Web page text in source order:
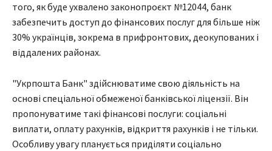
того, як буде ухвалено законопроєкт №12044, банк
забезпечить доступ до фінансових послуг для більше ніж
30% українців, зокрема в прифронтових, деокупованих і
віддалених районах.
"Укрпошта Банк" здійснюватиме свою діяльність на
основі спеціальної обмеженої банківської ліцензії. Він
пропонуватиме такі фінансові послуги: соціальні
виплати, оплату рахунків, відкриття рахунків і не тільки.
Особливу увагу планується приділяти соціально